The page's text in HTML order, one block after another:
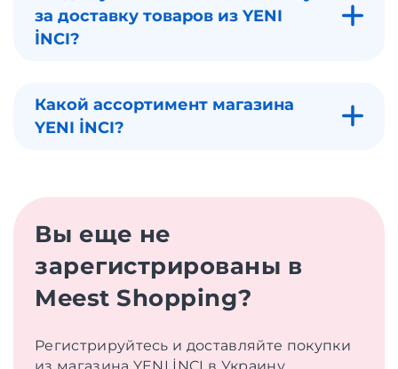
за доставку товаров из YENI
İNCI?
Какой ассортимент магазина
YENI İNCI?
Вы еще не
зарегистрированы в
Meest Shopping?
Регистрируйтесь и доставляйте покупки